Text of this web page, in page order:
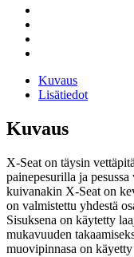
Kuvaus
Lisätiedot
Kuvaus
X-Seat on täysin
painepesurilla ja
kuivanakin X-Seat on
on valmistettu yhdestä
Sisuksena on käytetty
mukavuuden
muovipinnasa on